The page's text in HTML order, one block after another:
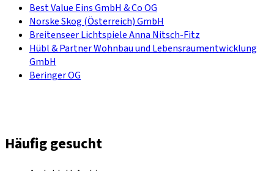
Best Value Eins GmbH & Co OG
Norske Skog (Österreich) GmbH
Breitenseer Lichtspiele Anna Nitsch-Fitz
Hübl & Partner Wohnbau und Lebensraumentwicklung
GmbH
Beringer OG
Häufig gesucht